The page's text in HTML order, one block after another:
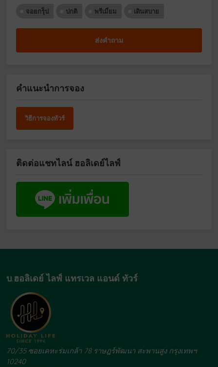
จอยกรุ็ป ปกติ พรีเมี่ยม เดินสบาย
ส่งคำถาม
คำแนะนำการจอง
วิธีการจองทัวร์
ติดต่อแชทไลน์ ฮอลิเดย์ไลฟ์
บ.ฮอลิเดย์ ไลฟ์ แทรเวล แอนด์ ทัวร์
70/35 ซอยเคหะร่มเกล้า 78 ราษฎร์พัฒนา สะพานสูง กรุงเทพฯ
10240